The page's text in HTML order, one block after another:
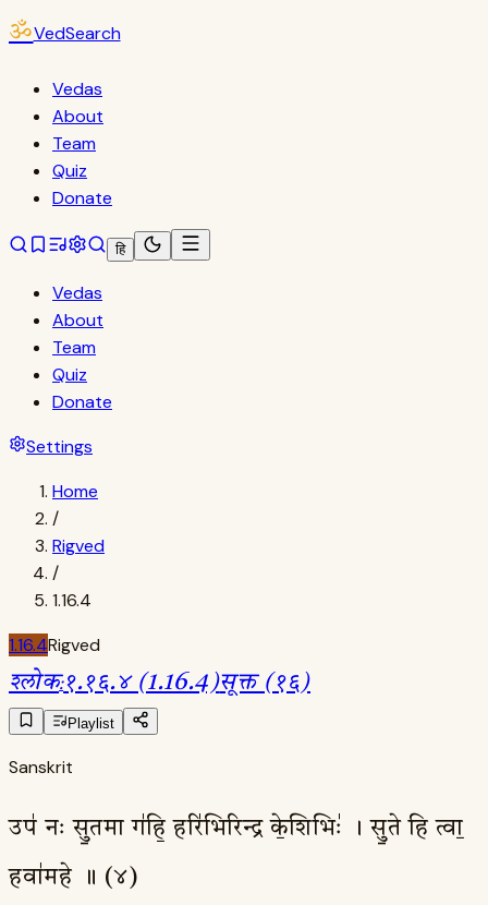
ॐVedSearch
Vedas
About
Team
Quiz
Donate
हि
Vedas
About
Team
Quiz
Donate
Settings
Home
/
Rigved
/
1.16.4
1.16.4Rigved
श्लोक:१.१६.४ (1.16.4)सूक्त (१६)
Playlist
Sanskrit
उप॑ नः सु॒तमा ग॑हि॒ हरि॑भिरिन्द्र के॒शिभिः॑ । सु॒ते हि त्वा॒
हवा॑महे ॥ (४)